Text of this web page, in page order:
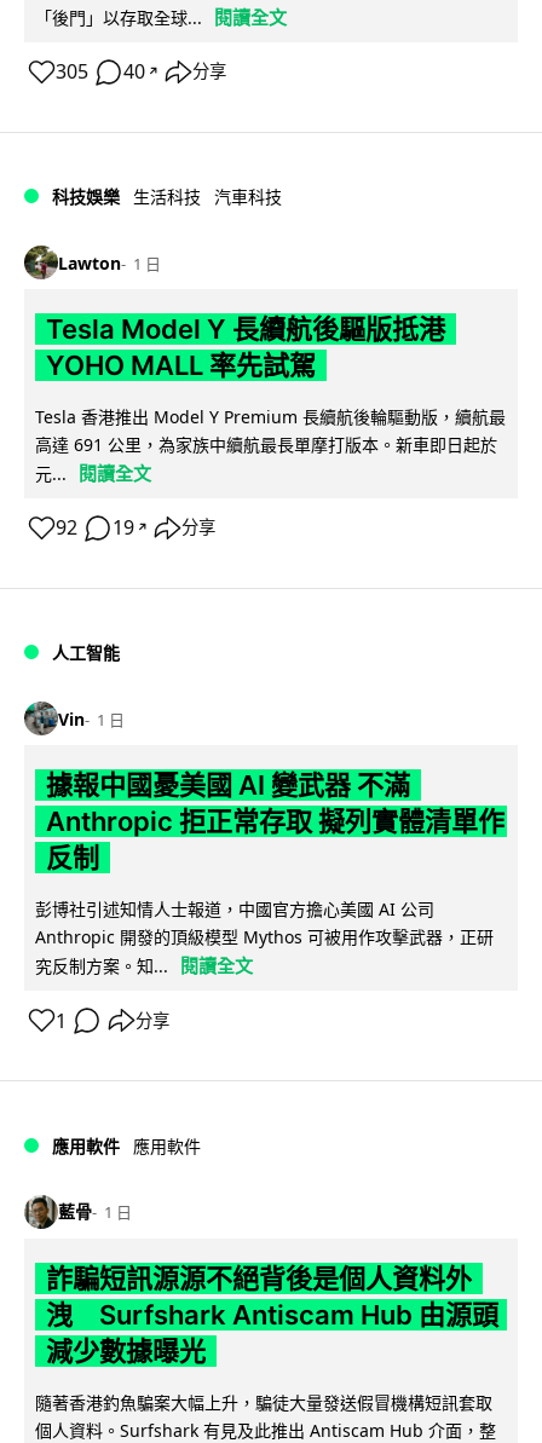
「後門」以存取全球...
閱讀全文
305 40 ↗ 分享
科技娛樂 生活科技 汽車科技
Lawton 1 日
Tesla Model Y 長續航後驅版抵港
YOHO MALL 率先試駕
Tesla 香港推出 Model Y Premium 長續航後輪驅動版，續航最
高達 691 公里，為家族中續航最長單摩打版本。新車即日起於
元...
閱讀全文
92 19 ↗ 分享
人工智能
Vin 1 日
據報中國憂美國 AI 變武器 不滿
Anthropic 拒正常存取 擬列實體清單作
反制
彭博社引述知情人士報道，中國官方擔心美國 AI 公司
Anthropic 開發的頂級模型 Mythos 可被用作攻擊武器，正研
究反制方案。知...
閱讀全文
1 分享
應用軟件 應用軟件
藍骨 1 日
詐騙短訊源源不絕背後是個人資料外
洩 Surfshark Antiscam Hub 由源頭
減少數據曝光
隨著香港釣魚騙案大幅上升，騙徒大量發送假冒機構短訊套取
個人資料。Surfshark 有見及此推出 Antiscam Hub 介面，整